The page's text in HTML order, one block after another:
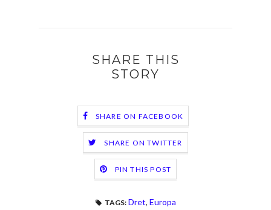
SHARE THIS
STORY
SHARE ON FACEBOOK
SHARE ON TWITTER
PIN THIS POST
TAGS: Dret, Europa